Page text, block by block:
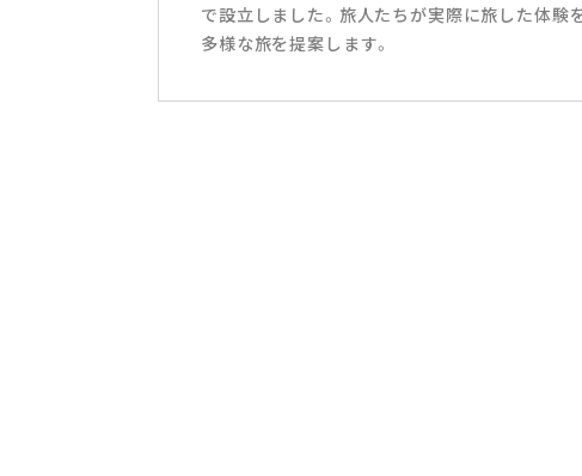
で設立しました。旅人たちが実際に旅した体験
多様な旅を提案します。